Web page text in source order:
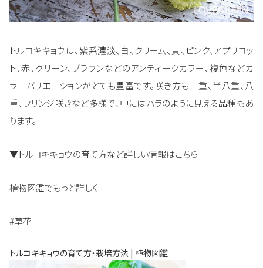
トルコキキョウは、紫系濃淡、白、クリーム、黄、ピンク、アプリコッ
ト、赤、グリーン、ブラウンなどのアンティークカラー、複色などカ
ラーバリエーションがとても豊富です。咲き方も一重、半八重、八
重、フリンジ咲きなど多様で、中にはバラのように見える品種もあ
ります。
▼トルコキキョウの育て方など詳しい情報はこちら
植物図鑑でもっと詳しく
#草花
トルコキキョウの育て方・栽培方法 | 植物図鑑